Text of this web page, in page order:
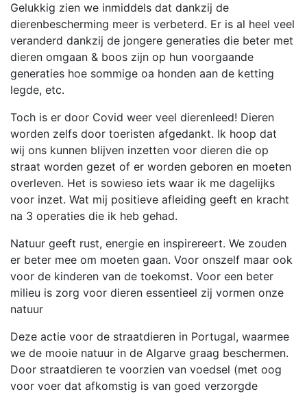
Gelukkig zien we inmiddels dat dankzij de
dierenbescherming meer is verbeterd. Er is al heel veel
veranderd dankzij de jongere generaties die beter met
dieren omgaan & boos zijn op hun voorgaande
generaties hoe sommige oa honden aan de ketting
legde, etc.
Toch is er door Covid weer veel dierenleed! Dieren
worden zelfs door toeristen afgedankt. Ik hoop dat
wij ons kunnen blijven inzetten voor dieren die op
straat worden gezet of er worden geboren en moeten
overleven. Het is sowieso iets waar ik me dagelijks
voor inzet. Wat mij positieve afleiding geeft en kracht
na 3 operaties die ik heb gehad.
Natuur geeft rust, energie en inspirereert. We zouden
er beter mee om moeten gaan. Voor onszelf maar ook
voor de kinderen van de toekomst. Voor een beter
milieu is zorg voor dieren essentieel zij vormen onze
natuur
Deze actie voor de straatdieren in Portugal, waarmee
we de mooie natuur in de Algarve graag beschermen.
Door straatdieren te voorzien van voedsel (met oog
voor voer dat afkomstig is van goed verzorgde